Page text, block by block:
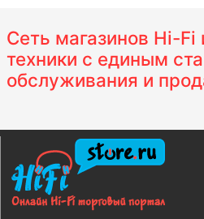
Сеть магазинов Hi-Fi
техники с единым
обслуживания и